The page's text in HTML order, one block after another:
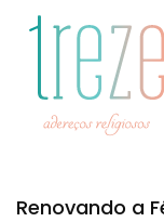
Renovando a